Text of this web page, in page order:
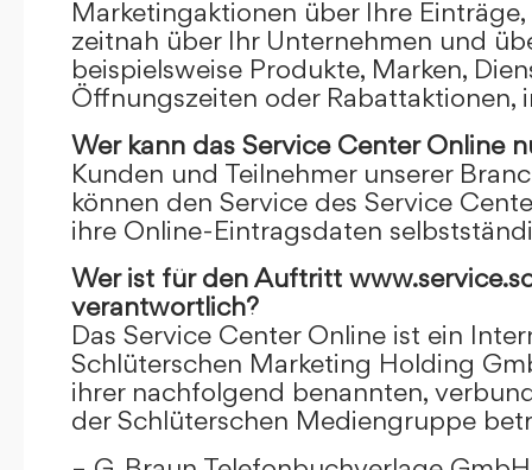
Marketingaktionen über Ihre
zeitnah über Ihr Unternehmen und
beispielsweise Produkte, Marken,
Öffnungszeiten oder Rabattaktionen,
Wer kann das Service Center Online
Kunden und Teilnehmer unserer
können den Service des Service
ihre Online-Eintragsdaten
Wer ist für den Auftritt
verantwortlich?
Das Service Center Online ist ein
Schlüterschen Marketing Holding
ihrer nachfolgend benannten,
der Schlüterschen Mediengruppe